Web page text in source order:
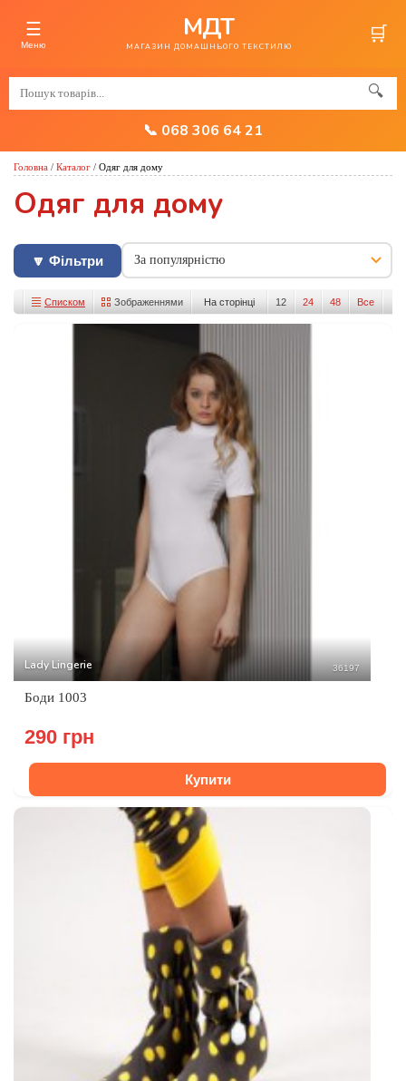
☰
Меню
МДТ
МАГАЗИН ДОМАШНЬОГО ТЕКСТИЛЮ 🛒
🔍
📞 068 306 64 21
Головна / Каталог / Одяг для дому
Одяг для дому
🔽 Фільтри
На сторінці 12 24 48 Все
Списком Зображеннями
Lady Lingerie 36197
Боди 1003
290 грн
Купити